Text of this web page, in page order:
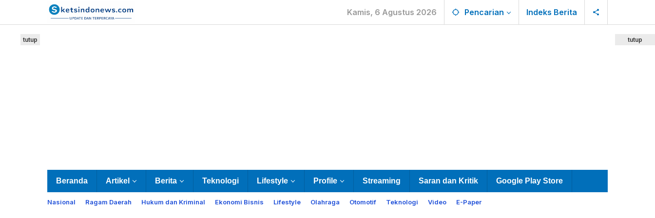
Kamis, 6 Agustus 2026 Pencarian Indeks Berita
Beranda Artikel Berita Teknologi Lifestyle Profile Streaming Saran dan Kritik Google Play Store
Nasional Ragam Daerah Hukum dan Kriminal Ekonomi Bisnis Lifestyle Olahraga Otomotif Teknologi Video E-Paper
tutup tutup